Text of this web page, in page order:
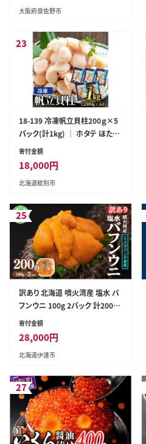
大阪府泉佐野市
23
18-139 冷凍帆立貝柱200ｇ×5
パック(計1kg) ｜ ホタテ ほたて
玉冷
寄付金額
18,000円
北海道紋別市
25
訳あり 北海道 噴火湾産 塩水 バ
フンウニ 100g 2パック 計200g
《アフター保証付き》うに ウニ 雲
お寿司 濃厚 無添加 産地直送 お
取り寄せ 山村水産 送料無料
寄付金額
28,000円
北海道伊達市
27